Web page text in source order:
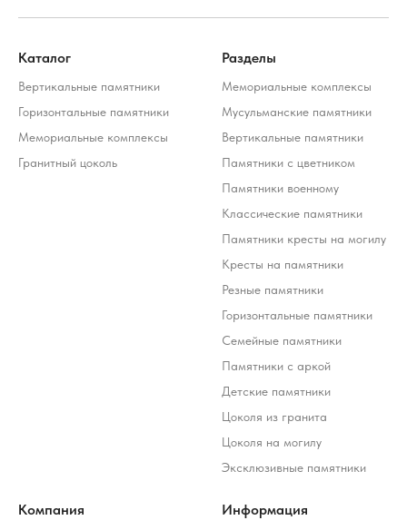
Каталог
Вертикальные памятники
Горизонтальные памятники
Мемориальные комплексы
Гранитный цоколь
Разделы
Мемориальные комплексы
Мусульманские памятники
Вертикальные памятники
Памятники с цветником
Памятники военному
Классические памятники
Памятники кресты на могилу
Кресты на памятники
Резные памятники
Горизонтальные памятники
Семейные памятники
Памятники с аркой
Детские памятники
Цоколя из гранита
Цоколя на могилу
Эксклюзивные памятники
Компания Информация